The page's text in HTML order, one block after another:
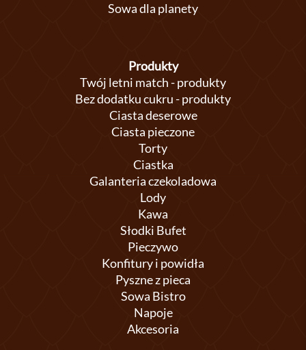
Sowa dla planety
Produkty
Twój letni match - produkty
Bez dodatku cukru - produkty
Ciasta deserowe
Ciasta pieczone
Torty
Ciastka
Galanteria czekoladowa
Lody
Kawa
Słodki Bufet
Pieczywo
Konfitury i powidła
Pyszne z pieca
Sowa Bistro
Napoje
Akcesoria